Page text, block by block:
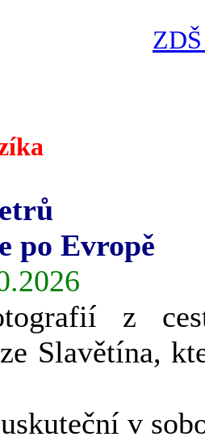
po Evropě
z
Slavětína,
v